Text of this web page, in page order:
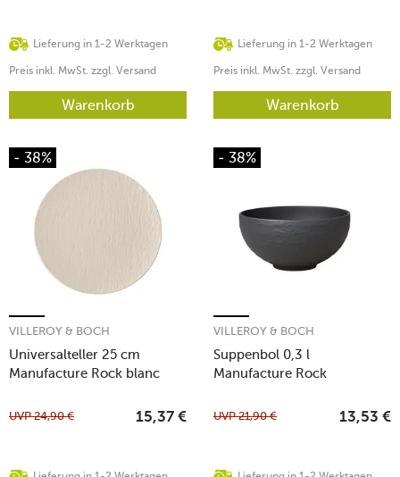
Lieferung in 1-2 Werktagen
Preis inkl. MwSt. zzgl. Versand
Warenkorb
Lieferung in 1-2 Werktagen
Preis inkl. MwSt. zzgl. Versand
Warenkorb
- 38%
Universalteller 25 cm
Manufacture Rock blanc
VILLEROY & BOCH
UVP24,90 € 15,37 €
- 38%
Suppenbol 0,3 l
Manufacture Rock
VILLEROY & BOCH
UVP21,90 € 13,53 €